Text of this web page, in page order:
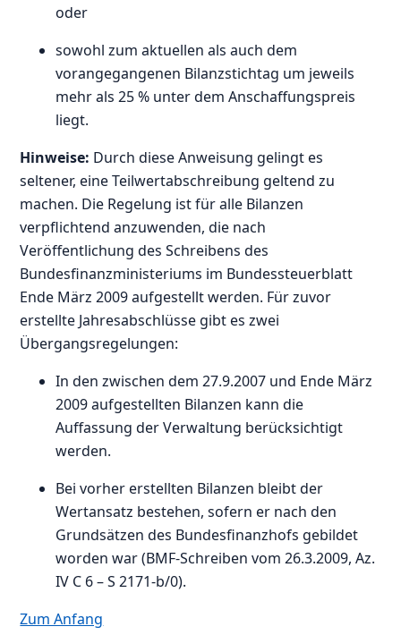
oder
sowohl zum aktuellen als auch dem
vorangegangenen Bilanzstichtag um jeweils
mehr als 25 % unter dem Anschaffungspreis
liegt.
Hinweise: Durch diese Anweisung gelingt es
seltener, eine Teilwertabschreibung geltend zu
machen. Die Regelung ist für alle Bilanzen
verpflichtend anzuwenden, die nach
Veröffentlichung des Schreibens des
Bundesfinanzministeriums im Bundessteuerblatt
Ende März 2009 aufgestellt werden. Für zuvor
erstellte Jahresabschlüsse gibt es zwei
Übergangsregelungen:
In den zwischen dem 27.9.2007 und Ende März
2009 aufgestellten Bilanzen kann die
Auffassung der Verwaltung berücksichtigt
werden.
Bei vorher erstellten Bilanzen bleibt der
Wertansatz bestehen, sofern er nach den
Grundsätzen des Bundesfinanzhofs gebildet
worden war (BMF-Schreiben vom 26.3.2009, Az.
IV C 6 – S 2171-b/0).
Zum Anfang